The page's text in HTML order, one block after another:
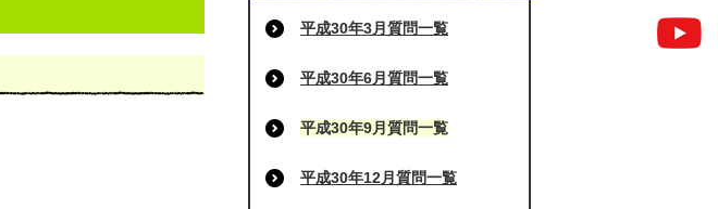
平成30年3月質問一覧
平成30年6月質問一覧
平成30年9月質問一覧
平成30年12月質問一覧